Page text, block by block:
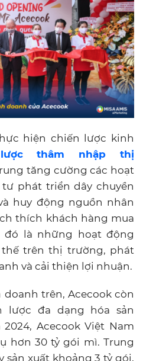
hiện chiến lược kinh
thâm nhập thị
tăng cường các hoạt
phát triển dây chuyền
huy động nguồn nhân
thích khách hàng mua
đó là những hoạt động
trên thị trường, phát
và cải thiện lợi nhuận.
trên, Acecook còn
lược đa dạng hóa sản
Acecook Việt Nam
hơn 30 tỷ gói mì. Trung
xuất khoảng 3 tỷ gói,